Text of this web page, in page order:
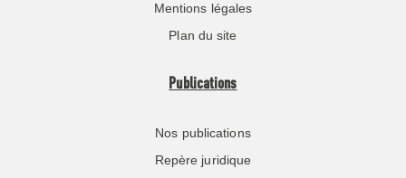
Mentions légales
Plan du site
Publications
Nos publications
Repère juridique